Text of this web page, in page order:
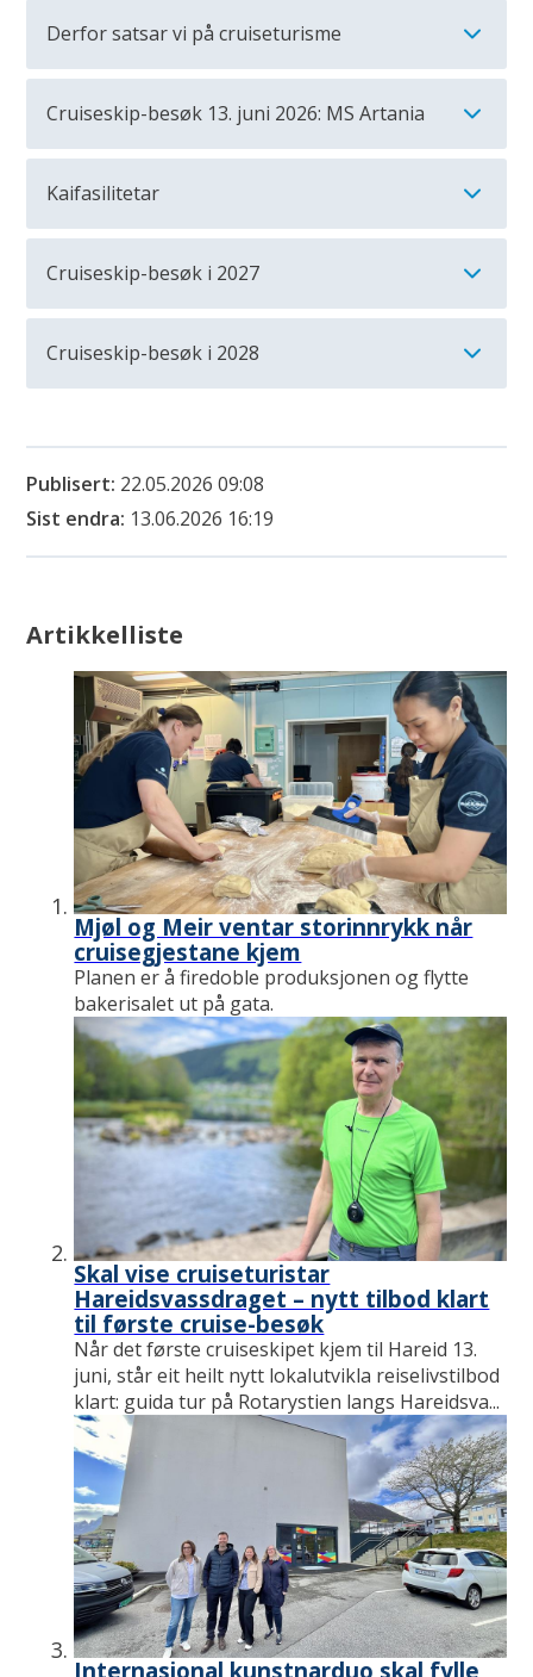
Derfor satsar vi på cruiseturisme
Cruiseskip-besøk 13. juni 2026: MS Artania
Kaifasilitetar
Cruiseskip-besøk i 2027
Cruiseskip-besøk i 2028
Publisert 22.05.2026 09:08
Sist endra 13.06.2026 16:19
Artikkelliste
Mjøl og Meir ventar storinnrykk når
cruisegjestane kjem
Planen er å firedoble produksjonen og flytte
bakerisalet ut på gata.
Skal vise cruiseturistar
Hareidsvassdraget – nytt tilbod klart
til første cruise-besøk
Når det første cruiseskipet kjem til Hareid 13.
juni, står eit heilt nytt lokalutvikla reiselivstilbod
klart: guida tur på Rotarystien langs Hareidsva...
Internasjonal kunstnarduo skal fylle